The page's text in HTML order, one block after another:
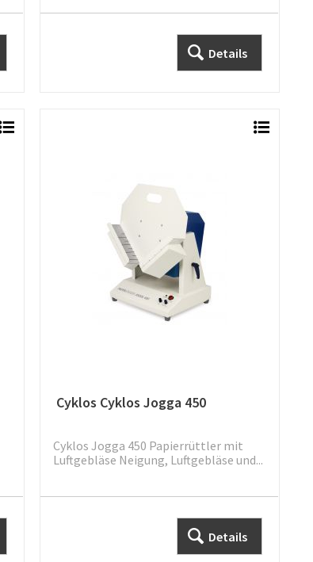
Details
Cyklos Cyklos Jogga 450
Cyklos Jogga 450 Papierrüttler mit
Luftgebläse Neigung, Luftgebläse und...
Details